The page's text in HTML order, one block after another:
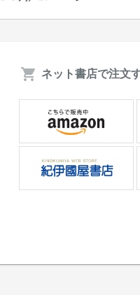
ネット書店で注文